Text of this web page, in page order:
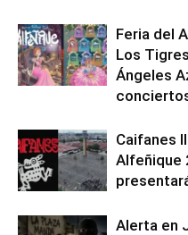
Feria del
Los
Ángeles
Caifanes
Alfeñique
Alerta en